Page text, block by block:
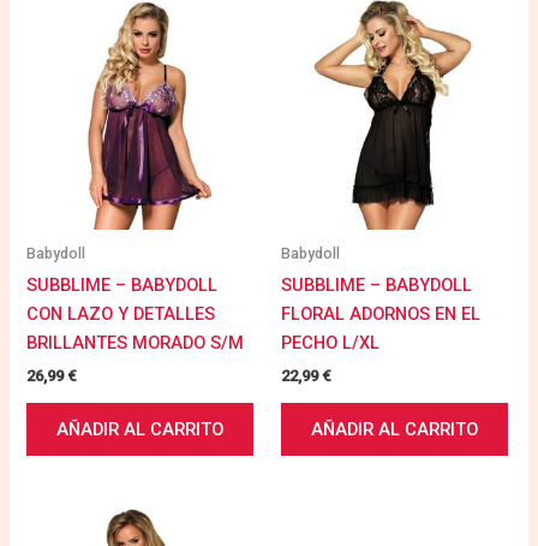
Babydoll
SUBBLIME – BABYDOLL
CON LAZO Y DETALLES
BRILLANTES MORADO S/M
26,99€
AÑADIR AL CARRITO
Babydoll
SUBBLIME – BABYDOLL
FLORAL ADORNOS EN EL
PECHO L/XL
22,99€
AÑADIR AL CARRITO